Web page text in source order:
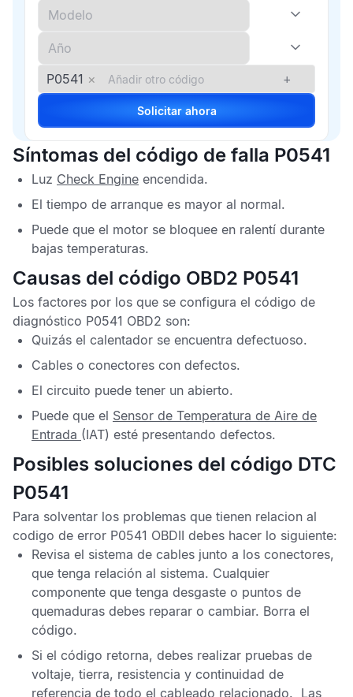
P0541 × +
Solicitar ahora
Síntomas del código de falla P0541
Luz Check Engine encendida.
El tiempo de arranque es mayor al normal.
Puede que el motor se bloquee en ralentí durante
bajas temperaturas.
Causas del código OBD2 P0541
Los factores por los que se configura el código de
diagnóstico P0541 OBD2 son:
Quizás el calentador se encuentra defectuoso.
Cables o conectores con defectos.
El circuito puede tener un abierto.
Puede que el Sensor de Temperatura de Aire de
Entrada (IAT) esté presentando defectos.
Posibles soluciones del código DTC
P0541
Para solventar los problemas que tienen relacion al
codigo de error P0541 OBDII debes hacer lo siguiente:
Revisa el sistema de cables junto a los conectores,
que tenga relación al sistema. Cualquier
componente que tenga desgaste o puntos de
quemaduras debes reparar o cambiar. Borra el
código.
Si el código retorna, debes realizar pruebas de
voltaje, tierra, resistencia y continuidad de
referencia de todo el cableado relacionado. Las